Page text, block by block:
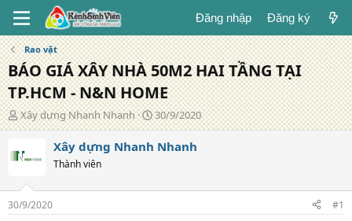
Đăng nhập Đăng ký
Rao vặt
BÁO GIÁ XÂY NHÀ 50M2 HAI TẦNG TẠI
TP.HCM - N&N HOME
T
á
g
ả
Xây dựng Nhanh Nhanh
N
g
à
g
30/9/2020
Xây dựng Nhanh Nhanh
Thành viên
30/9/2020 #1